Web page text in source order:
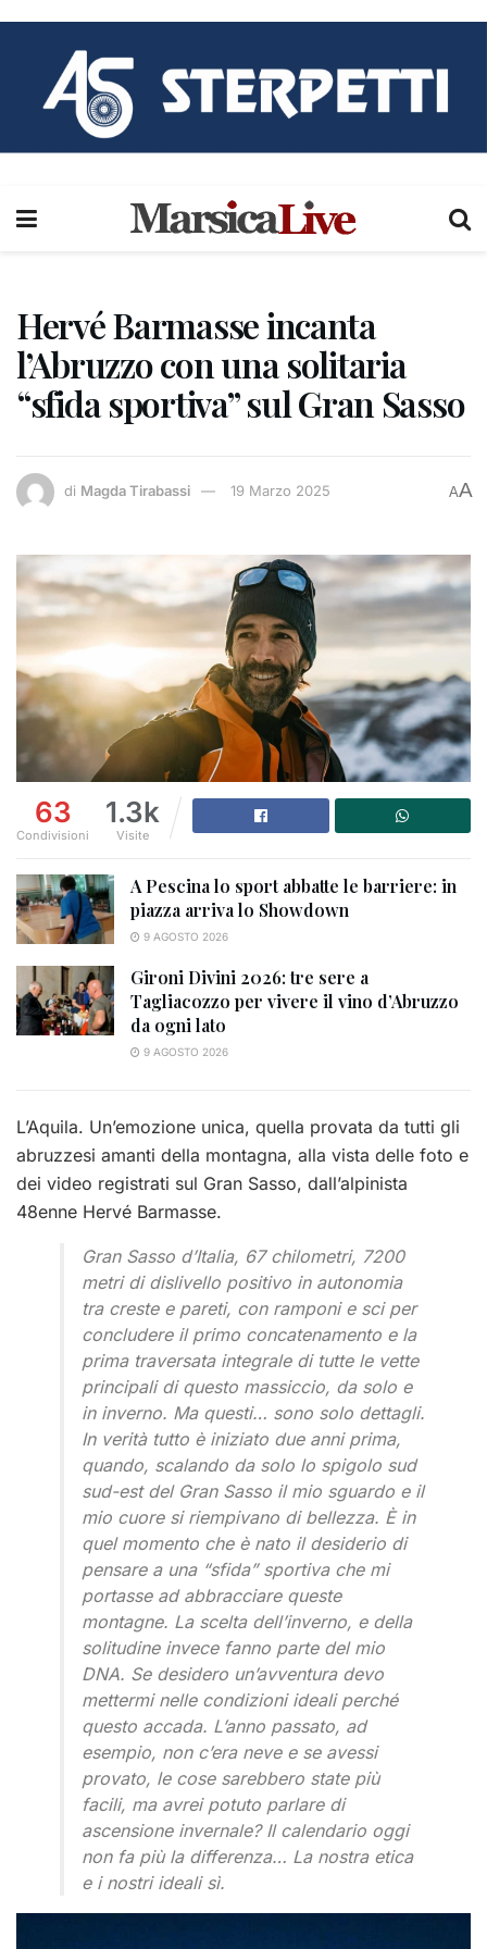
Hervé Barmasse incanta
l’Abruzzo con una solitaria
“sfida sportiva” sul Gran Sasso
di Magda Tirabassi 19 Marzo 2025 AA
63
Condivisioni
1.3k
Visite
A Pescina lo sport abbatte le barriere: in
piazza arriva lo Showdown
9 AGOSTO 2026
Gironi Divini 2026: tre sere a
Tagliacozzo per vivere il vino d’Abruzzo
da ogni lato
9 AGOSTO 2026
L’Aquila. Un’emozione unica, quella provata da tutti gli
abruzzesi amanti della montagna, alla vista delle foto e
dei video registrati sul Gran Sasso, dall’alpinista
48enne Hervé Barmasse.
Gran Sasso d’Italia, 67 chilometri, 7200
metri di dislivello positivo in autonomia
tra creste e pareti, con ramponi e sci per
concludere il primo concatenamento e la
prima traversata integrale di tutte le vette
principali di questo massiccio, da solo e
in inverno. Ma questi… sono solo dettagli.
In verità tutto è iniziato due anni prima,
quando, scalando da solo lo spigolo sud
sud-est del Gran Sasso il mio sguardo e il
mio cuore si riempivano di bellezza. È in
quel momento che è nato il desiderio di
pensare a una “sfida” sportiva che mi
portasse ad abbracciare queste
montagne. La scelta dell’inverno, e della
solitudine invece fanno parte del mio
DNA. Se desidero un’avventura devo
mettermi nelle condizioni ideali perché
questo accada. L’anno passato, ad
esempio, non c’era neve e se avessi
provato, le cose sarebbero state più
facili, ma avrei potuto parlare di
ascensione invernale? Il calendario oggi
non fa più la differenza… La nostra etica
e i nostri ideali sì.